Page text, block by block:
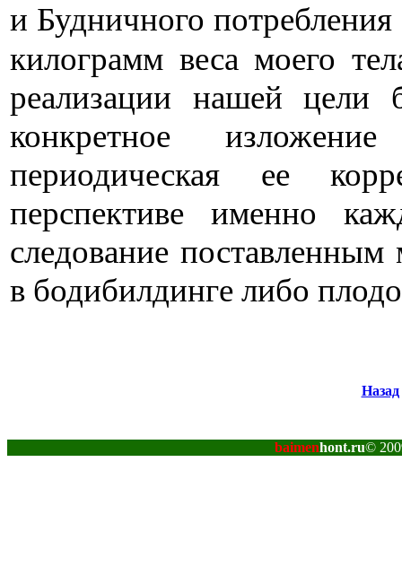
и Будничного
килограмм веса моего
реализации нашей цели
конкретное
периодическая ее
перспективе именно
следование
в бодибилдинге либо
Назад
baimenhont.ru©